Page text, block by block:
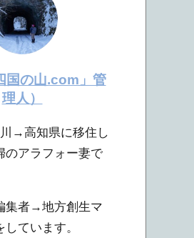
国の山.com」管
理人）
→高知県に移住し
のアラフォー妻で
集者→地方創生マ
ています。